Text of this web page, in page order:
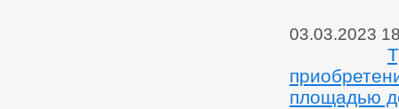
03.03.2023
площадью